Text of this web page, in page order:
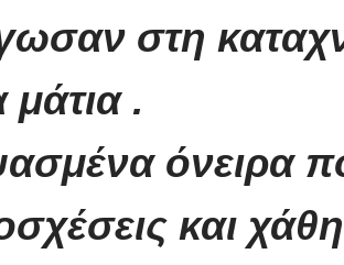
στη
μάτια .
όνειρα
και